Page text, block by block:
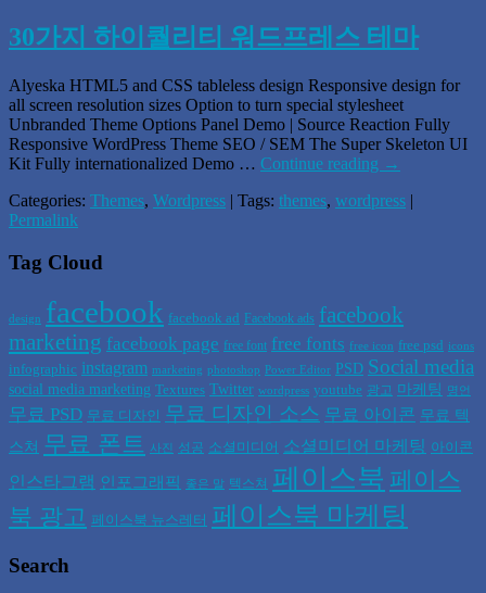
30가지 하이퀄리티 워드프레스 테마
Alyeska HTML5 and CSS tableless design Responsive design for
all screen resolution sizes Option to turn special stylesheet
Unbranded Theme Options Panel Demo | Source Reaction Fully
Responsive WordPress Theme SEO / SEM The Super Skeleton UI
Kit Fully internationalized Demo … Continue reading →
Categories: Themes, Wordpress | Tags: themes, wordpress |
Permalink
Tag Cloud
design facebook facebook ad Facebook ads facebook
marketing facebook page free font free fonts free icon free psd icons
infographic instagram marketing photoshop Power Editor PSD Social media
social media marketing Textures Twitter wordpress youtube 광고 마케팅 명언
무료 PSD 무료 디자인 무료 디자인 소스 무료 아이콘 무료 텍
스쳐 무료 폰트 사진 성공 소셜미디어 소셜미디어 마케팅 아이콘
인스타그램 인포그래픽 좋은 말 텍스쳐 페이스북 페이스
북 광고 페이스북 뉴스레터 페이스북 마케팅
Search